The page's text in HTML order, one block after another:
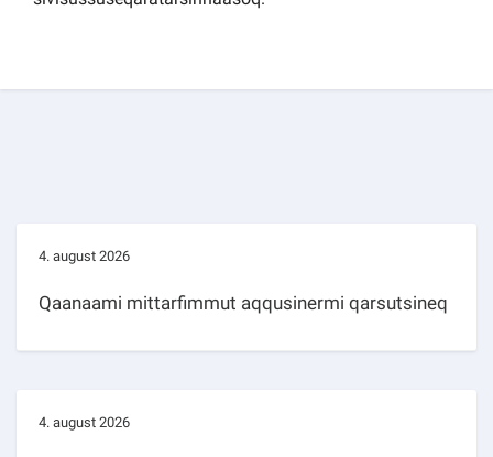
4. august 2026
Qaanaami mittarfimmut aqqusinermi qarsutsineq
4. august 2026